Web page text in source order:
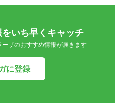
いち早くキャッチ
ザのおすすめ情報が届きます
に登録